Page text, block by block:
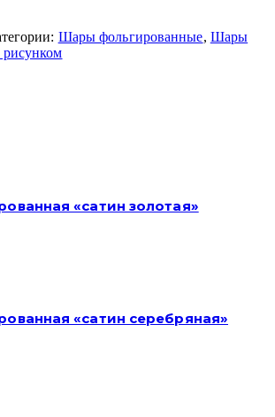
Шары фольгированные, Шары
«сатин золотая»
«сатин серебряная»